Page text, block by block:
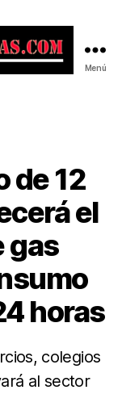
Menú
de 12
el
gas
horas
colegios
al sector